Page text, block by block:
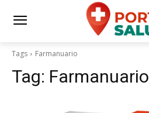
Tags Farmanuario
Tag: Farmanuario